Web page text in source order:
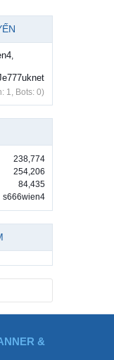
,
1, Bots: 0)
238,774
254,206
84,435
s666wien4
&